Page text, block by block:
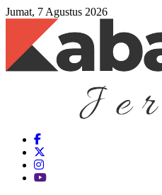
Jumat, 7 Agustus 2026